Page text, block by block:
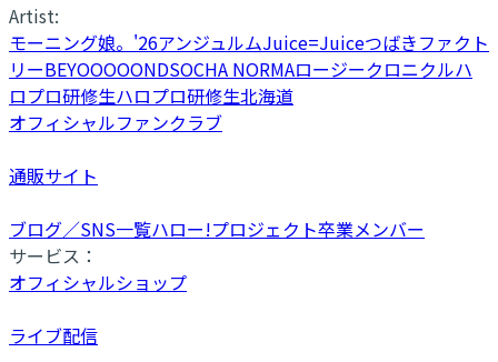
Artist:
モーニング娘。'26アンジュルムJuice=Juiceつばきファクト
リーBEYOOOOONDSOCHA NORMAロージークロニクルハ
ロプロ研修生ハロプロ研修生北海道
オフィシャルファンクラブ
通販サイト
ブログ／SNS一覧ハロー!プロジェクト卒業メンバー
サービス：
オフィシャルショップ
ライブ配信